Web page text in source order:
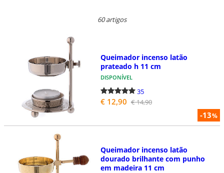
60 artigos
-13%
Queimador incenso latão
prateado h 11 cm
DISPONÍVEL
35
€ 12,90 € 14,90
Queimador incenso latão
dourado brilhante com punho
em madeira 11 cm